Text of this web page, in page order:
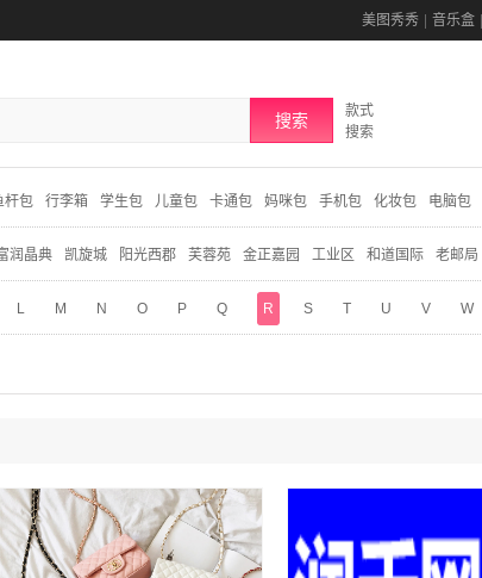
美图秀秀 音乐盒
搜索
款式
搜索
杆包 行李箱 学生包 儿童包 卡通包 妈咪包 手机包 化妆包 电脑包
润晶典 凯旋城 阳光西郡 芙蓉苑 金正嘉园 工业区 和道国际 老邮局
L M N O P Q R S T U V W